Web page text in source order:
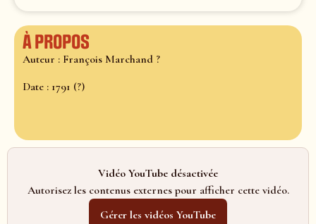
À propos
Auteur : François Marchand ?
Date : 1791 (?)
Vidéo YouTube désactivée
Autorisez les contenus externes pour afficher cette vidéo.
Gérer les vidéos YouTube